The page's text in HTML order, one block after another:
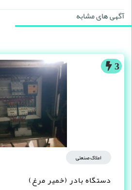
آگهی های مشابه
3
املاک صنعتی
دستگاه بادر (خمیر مرغ)